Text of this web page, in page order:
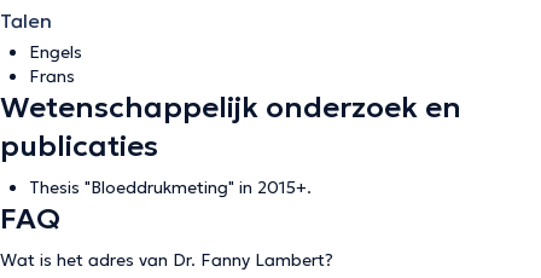
Talen
Engels
Frans
Wetenschappelijk onderzoek en
publicaties
Thesis "Bloeddrukmeting" in 2015+.
FAQ
Wat is het adres van Dr. Fanny Lambert?